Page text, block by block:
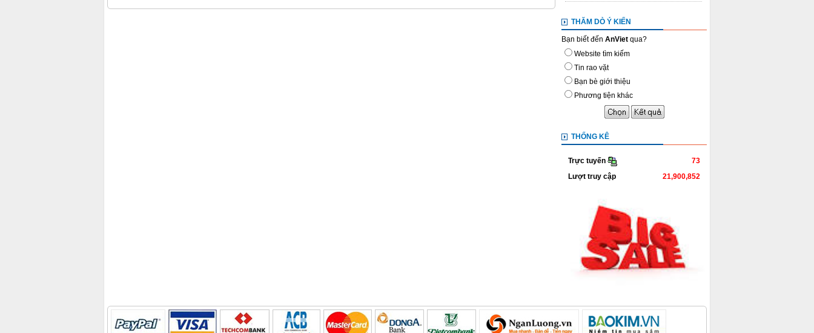
THĂM DÒ Ý KIẾN
Bạn biết đến AnViet qua?
Website tìm kiếm
Tin rao vặt
Bạn bè giới thiệu
Phương tiện khác
THỐNG KÊ
73
Trực tuyến
21,900,852
Lượt truy cập